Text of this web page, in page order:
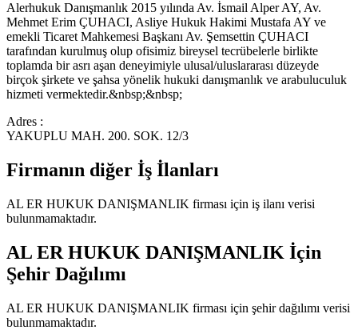
Alerhukuk Danışmanlık 2015 yılında Av. İsmail Alper AY, Av.
Mehmet Erim ÇUHACI, Asliye Hukuk Hakimi Mustafa AY ve
emekli Ticaret Mahkemesi Başkanı Av. Şemsettin ÇUHACI
tarafından kurulmuş olup ofisimiz bireysel tecrübelerle birlikte
toplamda bir asrı aşan deneyimiyle ulusal/uluslararası düzeyde
birçok şirkete ve şahsa yönelik hukuki danışmanlık ve arabuluculuk
hizmeti vermektedir.&nbsp;&nbsp;
Adres :
YAKUPLU MAH. 200. SOK. 12/3
Firmanın diğer İş İlanları
AL ER HUKUK DANIŞMANLIK firması için iş ilanı verisi
bulunmamaktadır.
AL ER HUKUK DANIŞMANLIK İçin
Şehir Dağılımı
AL ER HUKUK DANIŞMANLIK firması için şehir dağılımı verisi
bulunmamaktadır.